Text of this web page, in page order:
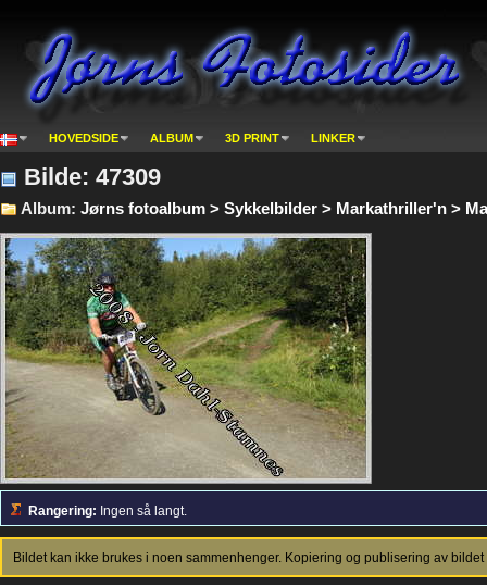
HOVEDSIDE ALBUM 3D PRINT LINKER
Bilde: 47309
Album: Jørns fotoalbum > Sykkelbilder > Markathriller'n >
Rangering: Ingen så langt.
Bildet kan ikke brukes i noen sammenhenger. Kopiering og publisering av bildet